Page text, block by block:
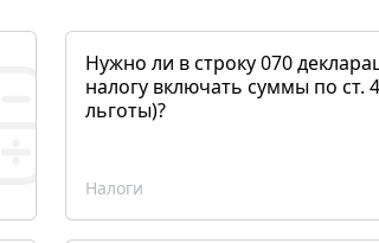
Нужно ли в строку 070
налогу включать суммы по ст.
льготы)?
Налоги